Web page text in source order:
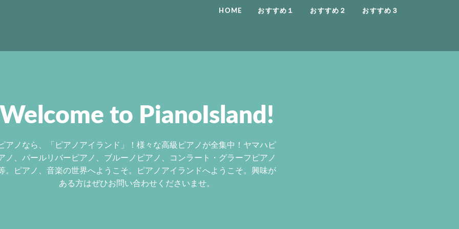
HOME おすすめ１ おすすめ２ おすすめ３
Welcome to PianoIsland!
ピアノなら、「ピアノアイランド」！様々な高級ピアノが全集中！ヤマハピ
ノ、パールリバーピアノ、ブルーノピアノ、コンラート・グラーフピアノ
。ピアノ、音楽の世界へようこそ。ピアノアイランドへようこそ。興味が
ある方はぜひお問い合わせくださいませ。